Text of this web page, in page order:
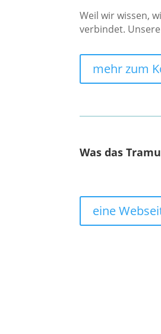
Weil wir wissen,
verbindet.
mehr zum
Was das
eine